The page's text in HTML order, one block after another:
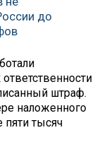
до
штраф.
наложенного
пяти тысяч